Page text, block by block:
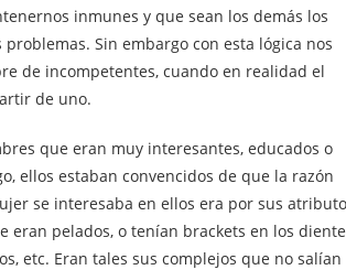
inmunes y que sean los demás los
Sin embargo con esta lógica nos
de incompetentes, cuando en realidad el
de uno.
que eran muy interesantes, educados o
ellos estaban convencidos de que la razón
se interesaba en ellos era por sus
eran pelados, o tenían brackets en los
etc. Eran tales sus complejos que no salían